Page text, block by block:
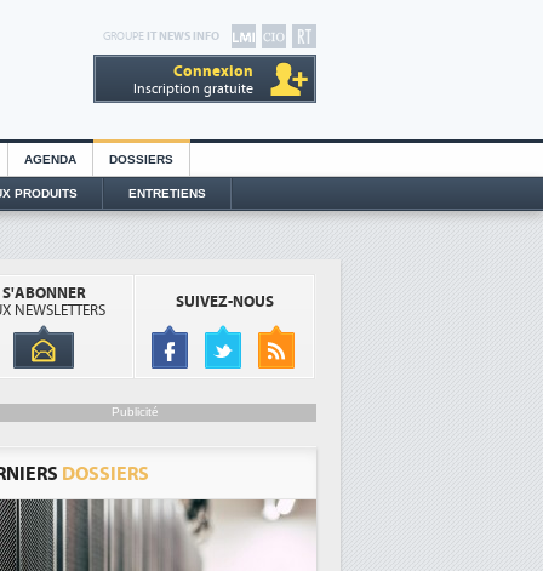
GROUPE IT NEWS INFO
Connexion
Inscription gratuite
AGENDA DOSSIERS
PRODUITS ENTRETIENS
S'ABONNER
NEWSLETTERS
SUIVEZ-NOUS
Publicité
DOSSIERS